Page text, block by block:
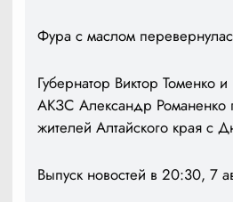
Фура с маслом
Губернатор Виктор Томенко
АКЗС Александр Романенко
жителей Алтайского края с
Выпуск новостей в 20:30, 7